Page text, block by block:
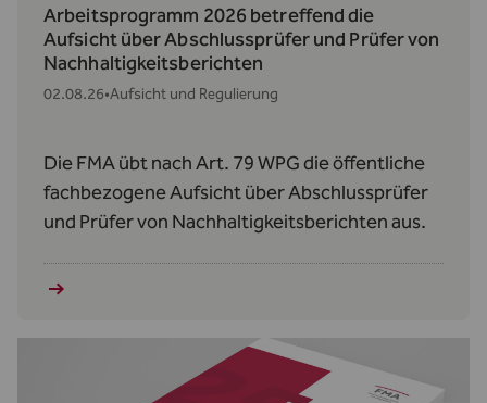
Arbeitsprogramm 2026 betreffend die
Aufsicht über Abschlussprüfer und Prüfer von
Nachhaltigkeitsberichten
02.08.26•Aufsicht und Regulierung
Die FMA übt nach Art. 79 WPG die öffentliche
fachbezogene Aufsicht über Abschlussprüfer
und Prüfer von Nachhaltigkeitsberichten aus.